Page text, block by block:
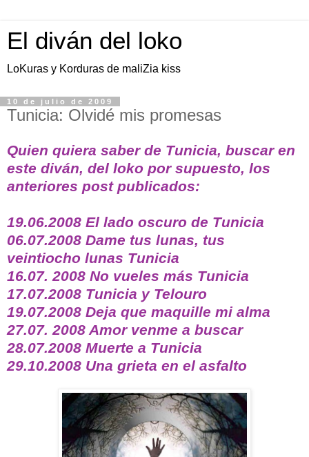
El diván del loko
LoKuras y Korduras de maliZia kiss
10 de julio de 2009
Tunicia: Olvidé mis promesas
Quien quiera saber de Tunicia, buscar en
este diván, del loko por supuesto, los
anteriores post publicados:
19.06.2008 El lado oscuro de Tunicia
06.07.2008 Dame tus lunas, tus
veintiocho lunas Tunicia
16.07. 2008 No vueles más Tunicia
17.07.2008 Tunicia y Telouro
19.07.2008 Deja que maquille mi alma
27.07. 2008 Amor venme a buscar
28.07.2008 Muerte a Tunicia
29.10.2008 Una grieta en el asfalto